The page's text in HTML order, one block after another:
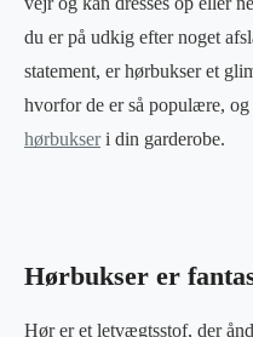
du er på udkig efter noget
statement, er hørbukser et
hvorfor de er så populære,
hørbukseri din garderobe.
Hørbukser er
Hør er et letvægtsstof, der